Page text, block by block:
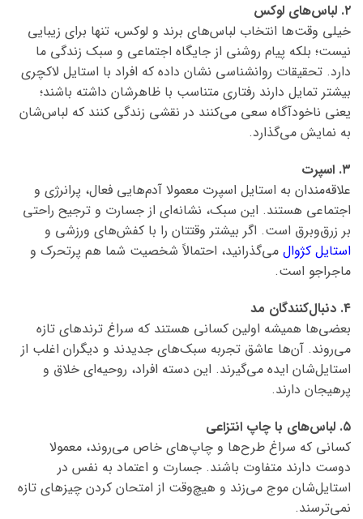
۲. لباس‌های لوکس
خیلی وقت‌ها انتخاب لباس‌های برند و لوکس، تنها برای زیبایی
نیست؛ بلکه پیام روشنی از جایگاه اجتماعی و سبک زندگی ما
دارد. تحقیقات روانشناسی نشان داده که افراد با استایل لاکچری
بیشتر تمایل دارند رفتاری متناسب با ظاهرشان داشته باشند؛
یعنی ناخودآگاه سعی می‌کنند در نقشی زندگی کنند که لباس‌شان
به نمایش می‌گذارد.
۳. اسپرت
علاقه‌مندان به استایل اسپرت معمولا آدم‌هایی فعال، پرانرژی و
اجتماعی هستند. این سبک، نشانه‌ای از جسارت و ترجیح راحتی
بر زرق‌وبرق است. اگر بیشتر وقتتان را با کفش‌های ورزشی و
استایل کژوال می‌گذرانید، احتمالاً شخصیت شما هم پرتحرک و
ماجراجو است.
۴. دنبال‌کنندگان مد
بعضی‌ها همیشه اولین کسانی هستند که سراغ ترندهای تازه
می‌روند. آن‌ها عاشق تجربه سبک‌های جدیدند و دیگران اغلب از
استایل‌شان ایده می‌گیرند. این دسته افراد، روحیه‌ای خلاق و
پرهیجان دارند.
۵. لباس‌های با چاپ انتزاعی
کسانی که سراغ طرح‌ها و چاپ‌های خاص می‌روند، معمولا
دوست دارند متفاوت باشند. جسارت و اعتماد به نفس در
استایل‌شان موج می‌زند و هیچ‌وقت از امتحان کردن چیزهای تازه
نمی‌ترسند.